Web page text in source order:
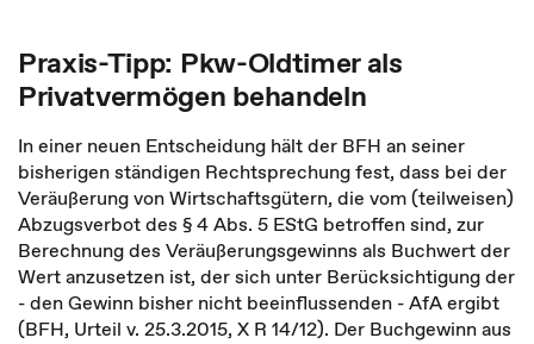
Praxis-Tipp: Pkw-Oldtimer als
Privatvermögen behandeln
In einer neuen Entscheidung hält der BFH an seiner
bisherigen ständigen Rechtsprechung fest, dass bei der
Veräußerung von Wirtschaftsgütern, die vom (teilweisen)
Abzugsverbot des § 4 Abs. 5 EStG betroffen sind, zur
Berechnung des Veräußerungsgewinns als Buchwert der
Wert anzusetzen ist, der sich unter Berücksichtigung der
- den Gewinn bisher nicht beeinflussenden - AfA ergibt
(BFH, Urteil v. 25.3.2015, X R 14/12). Der Buchgewinn aus